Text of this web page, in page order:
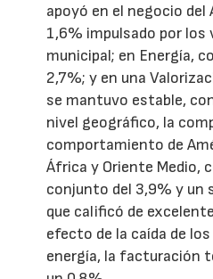
apoyó en el negocio del
1,6% impulsado por los
municipal; en Energía,
2,7%; y en una
se mantuvo estable,
nivel geográfico, la
comportamiento de
África y Oriente Medio,
conjunto del 3,9% y un
que calificó de
efecto de la caída de
energía, la facturación